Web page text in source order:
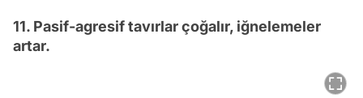
11. Pasif-agresif tavırlar çoğalır, iğnelemeler
artar.